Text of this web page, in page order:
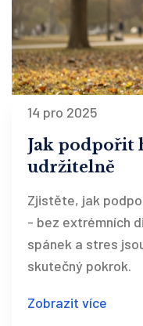
14 pro 2025
Jak podpořit
udržitelně
Zjistěte, jak
- bez extrémních
spánek a stres
skutečný pokrok.
Zobrazit více